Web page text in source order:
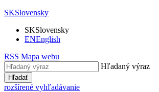
SKSlovensky
SKSlovensky
ENEnglish
RSS Mapa webu
Hľadaný výraz
Hľadať
rozšírené vyhľadávanie